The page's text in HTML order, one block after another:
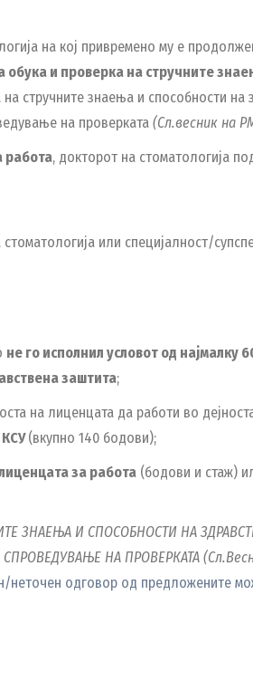
на кој привремено му е
обука и проверка на стручните
стручните знаења и способности на
на проверката (Сл.весник на
работа, докторот на стоматологија
или специјалност/
не го исполнил условот од најмалку
заштита;
на лиценцата да работи во
КСУ(вкупно 140 бодови);
за работа (бодови и стаж)
ЗНАЕЊА И СПОСОБНОСТИ НА
НА ПРОВЕРКАТА
неточен одговор од предложените